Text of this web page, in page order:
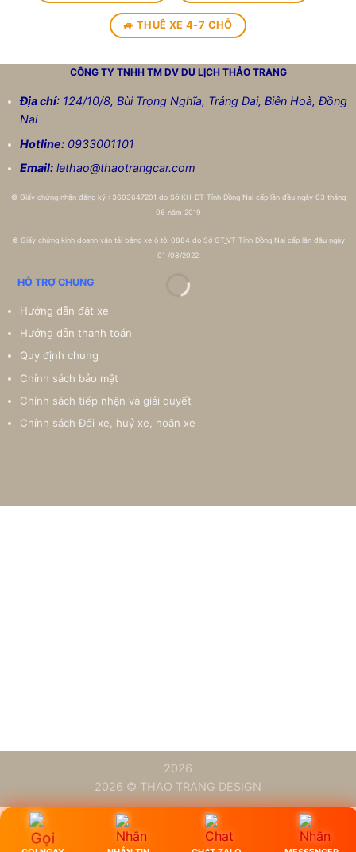
🚙 THUÊ XE 4-7 CHỖ
CÔNG TY TNHH TM DV DU LỊCH THẢO TRANG
Địa chỉ: 124/10/8, Bùi Trọng Nghĩa, Trảng Dai, Biên Hoà, Đồng
Nai
Hotline: 0933001101
Email: lethao@thaotrangcar.com
©Giấy chứng nhận đăng ký : 3603647201 do Sở KH-ĐT Tỉnh Đồng Nai cấp lần đầu ngày 03 tháng
06 năm 2019
©Giấy chứng kinh doanh vận tải bằng xe ô tô: 0884 do Sở GT_VT Tỉnh Đồng Nai cấp lần đầu ngày
01 /08/2022
HỖ TRỢ CHUNG
Hướng dẫn đặt xe
Hướng dẫn thanh toán
Quy định chung
Chính sách bảo mật
Chính sách tiếp nhận và giải quyết
Chính sách Đổi xe, huỷ xe, hoãn xe
2026
2026 © THAO TRANG DESIGN